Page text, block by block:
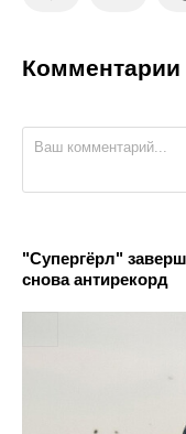
Комментарии
"Супергёрл"
снова антирекорд